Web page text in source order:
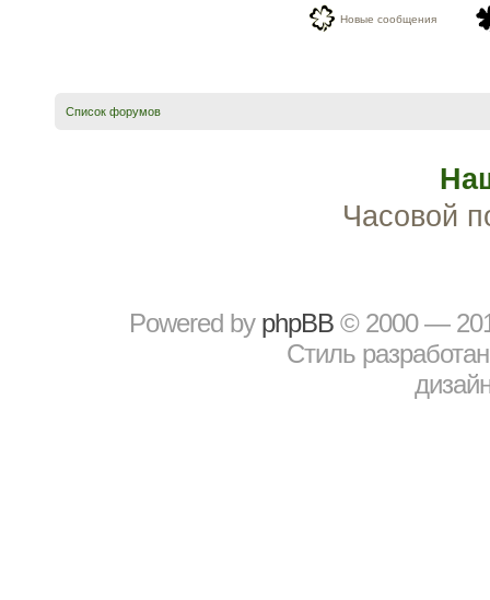
Новые сообщения
Список форумов
Часовой
Powered by рhрBВ © 2000 —
Стиль